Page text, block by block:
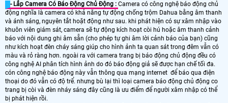
- Lắp Camera Có Báo Động Chủ Động : Camera có công nghệ báo động chủ
động nghĩa là camera có khả năng tự động chống trộm Dahua bằng âm thanh
và ánh sáng, nguyên tắt hoặt động như sau. khi phát hiện có sự xâm nhập vào
khuôn viên giám sát, camera sẽ tự động kích hoạt còi hú hoặc âm thanh cảnh
báo với nội dung ghi âm sẵn (cho phép tự ghi âm lời cảnh báo của bạn) cũng
như kích hoạt đèn cháy sáng giúp cho hình ảnh ta quan sát trong đêm vẫn có
màu và rỏ ràng hơn. ngoài ra với camera trang bị báo động chủ động đều có
công nghệ AI phân tích hình ảnh do đó báo động giả sẽ được hạn chế tối đa.
cón công nghệ báo động này vẫn thông qua mạng internet để báo qua điện
thoại do đó vẫn có độ trể. nhưng bù lại thì loại camera báo động chủ động co
trang bị còi và đèn nháy sáng đây cũng là ưu điểm để người xâm nhập có thể
bị phát hiện rồi.